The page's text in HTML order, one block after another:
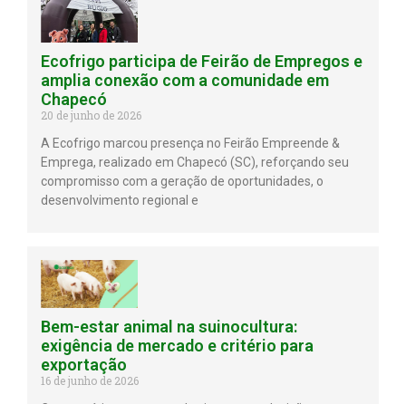
Ecofrigo participa de Feirão de Empregos e
amplia conexão com a comunidade em
Chapecó
20 de junho de 2026
A Ecofrigo marcou presença no Feirão Empreende &
Emprega, realizado em Chapecó (SC), reforçando seu
compromisso com a geração de oportunidades, o
desenvolvimento regional e
Bem-estar animal na suinocultura:
exigência de mercado e critério para
exportação
16 de junho de 2026